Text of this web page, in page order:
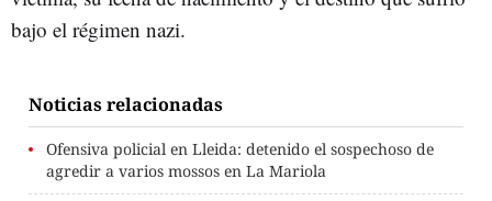
bajo el régimen nazi.
Noticias relacionadas
Ofensiva policial en Lleida: detenido el sospechoso de
agredir a varios mossos en La Mariola